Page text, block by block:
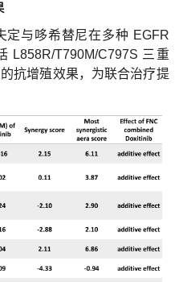
定与哆希替尼在多种 EGFR
L858R/T790M/C797S 三重
抗增殖效果，为联合治疗提